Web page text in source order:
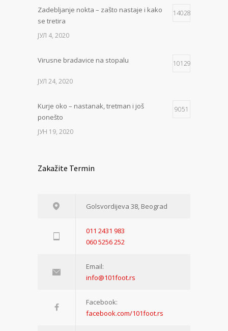
Zadebljanje nokta – zašto nastaje i kako
se tretira
14028
ЈУЛ 4, 2020
Virusne bradavice na stopalu 10129
ЈУЛ 24, 2020
Kurje oko – nastanak, tretman i još
ponešto
9051
ЈУН 19, 2020
Zakažite Termin
Golsvordijeva 38, Beograd
011 2431 983
060 5256 252
Email:
info@101foot.rs
Facebook:
facebook.com/101foot.rs